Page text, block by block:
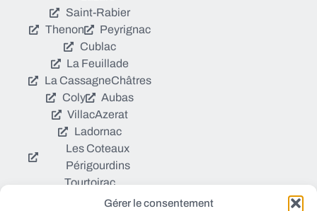
Gérer le consentement
Saint-Rabier
Thenon
Peyrignac
Cublac
La Feuillade
La CassagneChâtres
Coly
Aubas
VillacAzerat
Ladornac
Les Coteaux
Périgourdins
Tourtoirac